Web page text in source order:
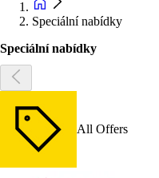
Speciální nabídky
Speciální nabídky
All Offers